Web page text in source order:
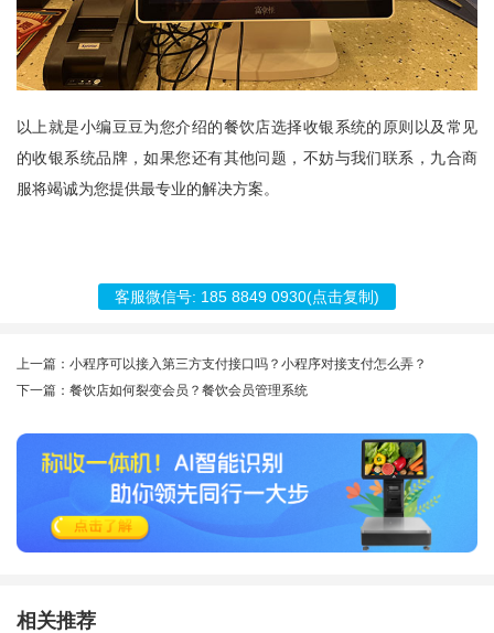
以上就是小编豆豆为您介绍的餐饮店选择收银系统的原则以及常见
的收银系统品牌，如果您还有其他问题，不妨与我们联系， 九合商
服将竭诚为您提供最专业的解决方案。
客服微信号: 185 8849 0930(点击复制)
上一篇：小程序可以接入第三方支付接口吗？小程序对接支付怎么弄？
下一篇：餐饮店如何裂变会员？餐饮会员管理系统
相关推荐